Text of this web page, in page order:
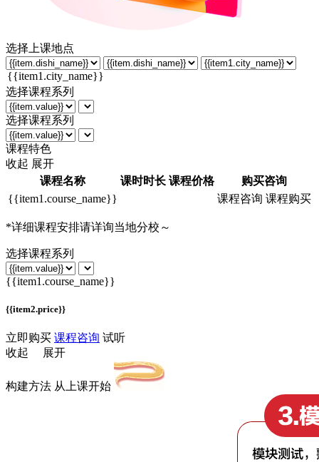
选择上课地点
选择课程系列
选择课程系列
课程特色
收起 展开
课程名称
课时时长 课程价格
购买咨询
{{item1.course_name}}
课程咨询 课程购买
*详细课程安排请详询当地分校～
选择课程系列
{{item1.course_name}}
{{item2.price}}
立即购买 课程咨询 试听
收起
展开
构建方法 从上课开始